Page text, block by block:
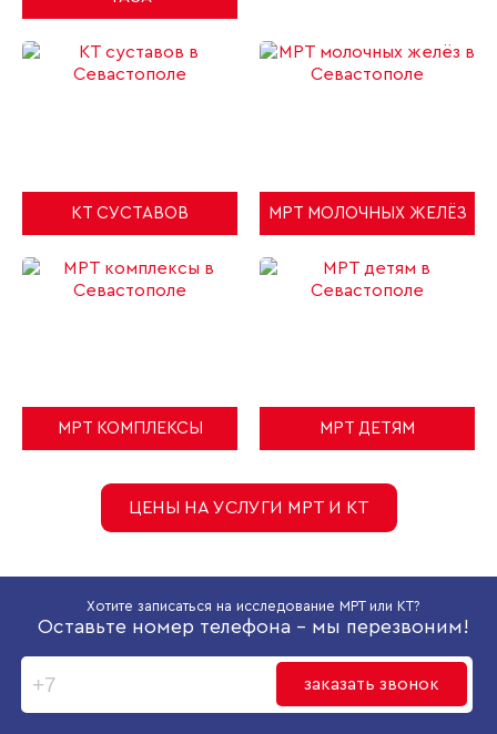
КТ СУСТАВОВ МРТ МОЛОЧНЫХ ЖЕЛЁЗ
МРТ КОМПЛЕКСЫ МРТ ДЕТЯМ
ЦЕНЫ НА УСЛУГИ МРТ И КТ
Хотите записаться на исследование МРТ или КТ?
Оставьте номер телефона - мы перезвоним!
заказать звонок